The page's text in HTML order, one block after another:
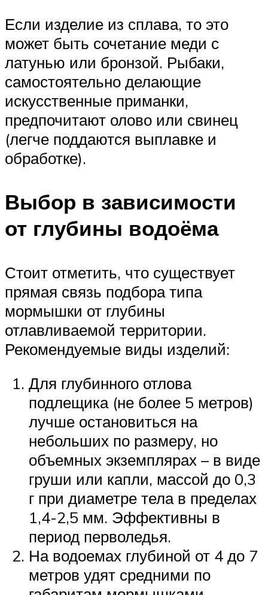
Если изделие из сплава, то это
может быть сочетание меди с
латунью или бронзой. Рыбаки,
самостоятельно делающие
искусственные приманки,
предпочитают олово или свинец
(легче поддаются выплавке и
обработке).
Выбор в зависимости
от глубины водоёма
Стоит отметить, что существует
прямая связь подбора типа
мормышки от глубины
отлавливаемой территории.
Рекомендуемые виды изделий:
Для глубинного отлова
подлещика (не более 5 метров)
лучше остановиться на
небольших по размеру, но
объемных экземплярах – в виде
груши или капли, массой до 0,3
г при диаметре тела в пределах
1,4-2,5 мм. Эффективны в
период перволедья.
На водоемах глубиной от 4 до 7
метров удят средними по